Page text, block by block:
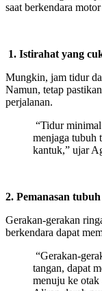
saat berkendara
1. Istirahat yang
Mungkin, jam tidur
Namun, tetap
perjalanan.
“Tidur
menjaga tubuh
kantuk,” ujar
2. Pemanasan tubuh
Gerakan-gerakan
berkendara dapat
“Gerakan-
tangan, dapat
menuju ke otak